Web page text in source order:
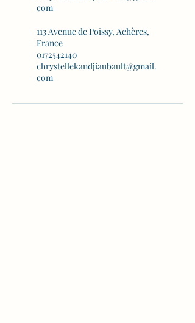
com
113 Avenue de Poissy, Achères,
France
0172542140
chrystellekandjiaubault@gmail.
com